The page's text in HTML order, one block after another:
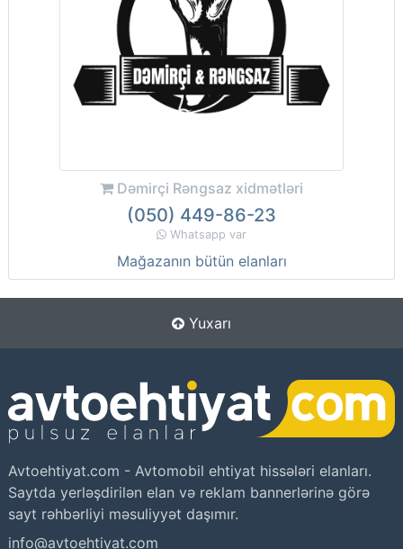
Dəmirçi Rəngsaz xidmətləri
(050) 449-86-23
Whatsapp var
Mağazanın bütün elanları
Yuxarı
Avtoehtiyat.com - Avtomobil ehtiyat hissələri elanları.
Saytda yerləşdirilən elan və reklam bannerlərinə görə
sayt rəhbərliyi məsuliyyət daşımır.
info@avtoehtiyat.com